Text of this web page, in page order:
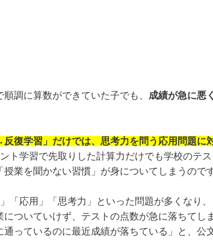
調に算数ができていた子でも、 成績が急に悪
復学習」だけでは、思考力を問う応用問題に
ト学習で先取りした計算力だけでも学校のテ
業を聞かない習慣」が身についてしまうのです
「応用」「思考力」といった問題が多くなり
ついていけず、テストの点数が急に落ちてし
っているのに最近成績が落ちている」と、公